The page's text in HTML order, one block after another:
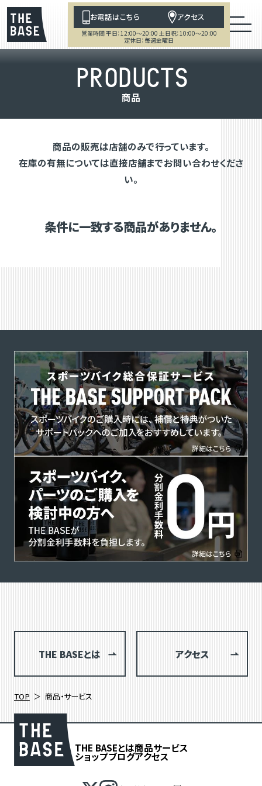
お電話はこちら アクセス
営業時間 平日：12:00～20:00 土日祝：10:00～20:00
定休日：毎週金曜日
PRODUCTS
商品
商品の販売は店舗のみで行っています。
在庫の有無については直接店舗までお問い合わせくださ
い。
条件に一致する商品がありません。
THE BASEとは アクセス
TOP 商品・サービス
THE BASEとは商品サービス
ショップブログアクセス